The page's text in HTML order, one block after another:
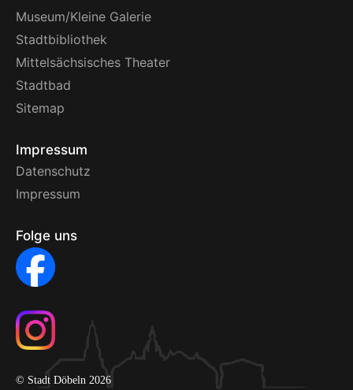
Museum/Kleine Galerie
Stadtbibliothek
Mittelsächsisches Theater
Stadtbad
Sitemap
Impressum
Datenschutz
Impressum
Folge uns
© Stadt Döbeln 2026